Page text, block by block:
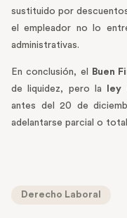
sustituido por
el empleador no lo
administrativas.
En conclusión, el Buen
de liquidez, pero la
ley
antes del 20 de
adelantarse parcial o
Derecho Laboral